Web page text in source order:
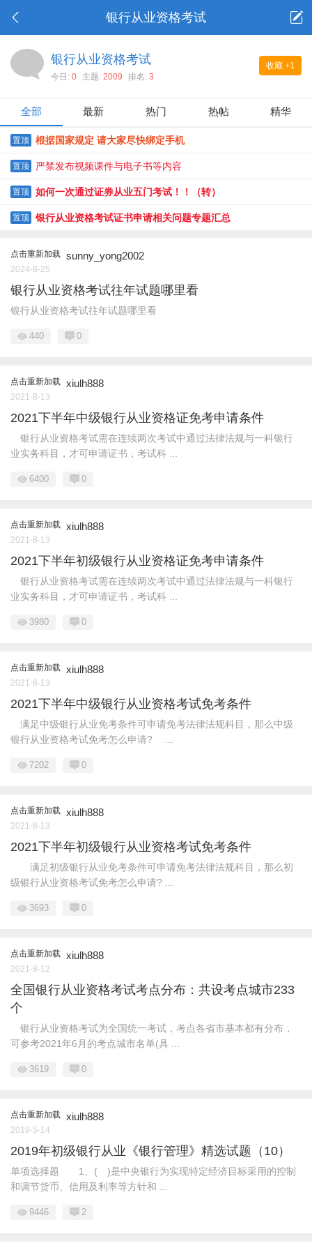
银行从业资格考试
收藏 +1
银行从业资格考试
今日: 0 主题: 2009 排名: 3
全部 最新 热门 热帖 精华
置顶 根据国家规定 请大家尽快绑定手机
置顶 严禁发布视频课件与电子书等内容
置顶 如何一次通过证券从业五门考试！！（转）
置顶 银行从业资格考试证书申请相关问题专题汇总
点击重新加载 sunny_yong2002
2024-8-25
银行从业资格考试往年试题哪里看
银行从业资格考试往年试题哪里看
440 0
点击重新加载 xiulh888
2021-8-13
2021下半年中级银行从业资格证免考申请条件
银行从业资格考试需在连续两次考试中通过法律法规与一科银行
业实务科目，才可申请证书，考试科 ...
6400 0
点击重新加载 xiulh888
2021-8-13
2021下半年初级银行从业资格证免考申请条件
银行从业资格考试需在连续两次考试中通过法律法规与一科银行
业实务科目，才可申请证书，考试科 ...
3980 0
点击重新加载 xiulh888
2021-8-13
2021下半年中级银行从业资格考试免考条件
满足中级银行从业免考条件可申请免考法律法规科目，那么中级
银行从业资格考试免考怎么申请? ...
7202 0
点击重新加载 xiulh888
2021-8-13
2021下半年初级银行从业资格考试免考条件
满足初级银行从业免考条件可申请免考法律法规科目，那么初
级银行从业资格考试免考怎么申请? ...
3693 0
点击重新加载 xiulh888
2021-8-12
全国银行从业资格考试考点分布：共设考点城市233
个
银行从业资格考试为全国统一考试，考点各省市基本都有分布，
可参考2021年6月的考点城市名单(具 ...
3619 0
点击重新加载 xiulh888
2019-5-14
2019年初级银行从业《银行管理》精选试题（10）
单项选择题 1、( )是中央银行为实现特定经济目标采用的控制
和调节货币、信用及利率等方针和 ...
9446 2